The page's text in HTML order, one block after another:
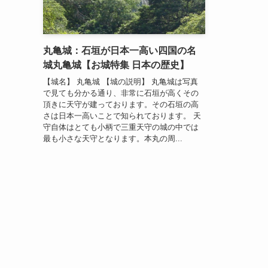
丸亀城：石垣が日本一高い四国の名
城丸亀城【お城特集 日本の歴史】
【城名】 丸亀城 【城の説明】 丸亀城は写真
で見ても分かる通り、非常に石垣が高くその
頂きに天守が建っております。その石垣の高
さは日本一高いことで知られております。 天
守自体はとても小柄で三重天守の城の中では
最も小さな天守となります。本丸の周...